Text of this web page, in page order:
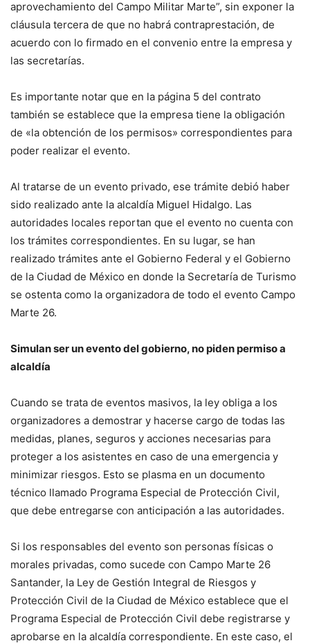
aprovechamiento del Campo Militar Marte”, sin exponer la
cláusula tercera de que no habrá contraprestación, de
acuerdo con lo firmado en el convenio entre la empresa y
las secretarías.
Es importante notar que en la página 5 del contrato
también se establece que la empresa tiene la obligación
de «la obtención de los permisos» correspondientes para
poder realizar el evento.
Al tratarse de un evento privado, ese trámite debió haber
sido realizado ante la alcaldía Miguel Hidalgo. Las
autoridades locales reportan que el evento no cuenta con
los trámites correspondientes. En su lugar, se han
realizado trámites ante el Gobierno Federal y el Gobierno
de la Ciudad de México en donde la Secretaría de Turismo
se ostenta como la organizadora de todo el evento Campo
Marte 26.
Simulan ser un evento del gobierno, no piden permiso a
alcaldía
Cuando se trata de eventos masivos, la ley obliga a los
organizadores a demostrar y hacerse cargo de todas las
medidas, planes, seguros y acciones necesarias para
proteger a los asistentes en caso de una emergencia y
minimizar riesgos. Esto se plasma en un documento
técnico llamado Programa Especial de Protección Civil,
que debe entregarse con anticipación a las autoridades.
Si los responsables del evento son personas físicas o
morales privadas, como sucede con Campo Marte 26
Santander, la Ley de Gestión Integral de Riesgos y
Protección Civil de la Ciudad de México establece que el
Programa Especial de Protección Civil debe registrarse y
aprobarse en la alcaldía correspondiente. En este caso, el